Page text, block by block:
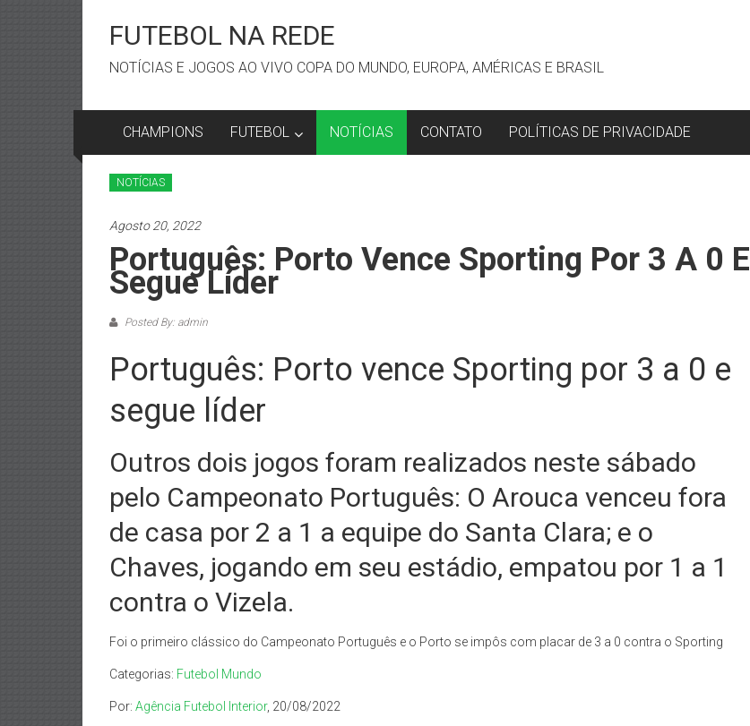
contentFUTEBOL NA REDE
NOTÍCIAS E JOGOS AO VIVO COPA DO MUNDO, EUROPA, AMÉRICAS E BRASIL
CHAMPIONS FUTEBOL NOTÍCIAS CONTATO POLÍTICAS DE PRIVACIDADE
NOTÍCIAS
Agosto 20, 2022
Português: Porto Vence Sporting Por 3 A 0 E
Segue Líder
Posted By: admin
Português: Porto vence Sporting por 3 a 0 e
segue líder
Outros dois jogos foram realizados neste sábado
pelo Campeonato Português: O Arouca venceu fora
de casa por 2 a 1 a equipe do Santa Clara; e o
Chaves, jogando em seu estádio, empatou por 1 a 1
contra o Vizela.
Foi o primeiro clássico do Campeonato Português e o Porto se impôs com placar de 3 a 0 contra o Sporting
Categorias: Futebol Mundo
Por: Agência Futebol Interior, 20/08/2022